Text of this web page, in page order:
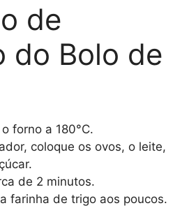
de
do Bolo de
forno a 180°C.
coloque os ovos, o leite,
de 2 minutos.
farinha de trigo aos poucos.